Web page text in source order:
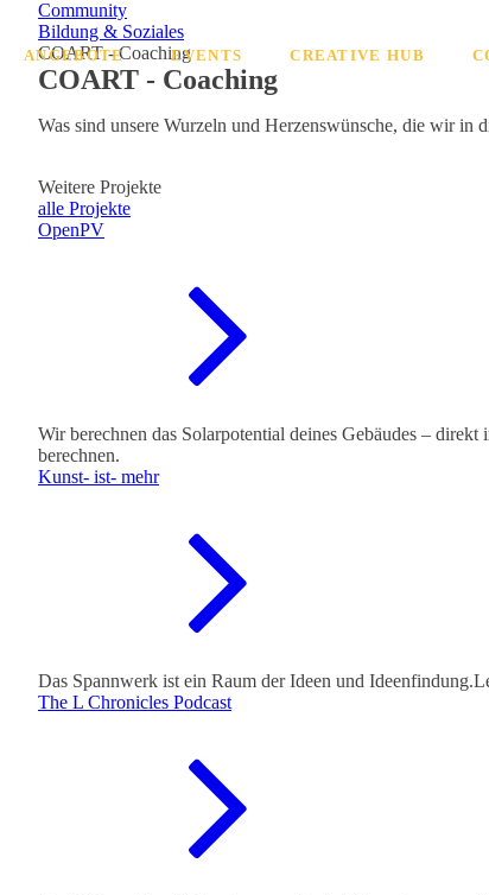
ANGEBOTE EVENTS CREATIVE HUB
Community
Bildung & Soziales
COART - Coaching
COART - Coaching
Was sind unsere Wurzeln und Herzenswünsche, die wir in
Weitere Projekte
alle Projekte
OpenPV
Wir berechnen das Solarpotential deines Gebäudes –
berechnen.
Kunst- ist- mehr
Das Spannwerk ist ein Raum der Ideen und
The L Chronicles Podcast